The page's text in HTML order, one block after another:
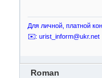
Для личной, платной
✉️: urist_inform@ukr.net
Roman